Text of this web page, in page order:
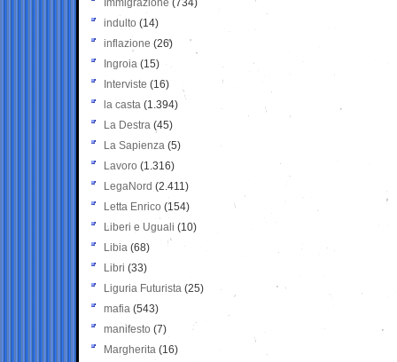
Immigrazione (734)
indulto (14)
inflazione (26)
Ingroia (15)
Interviste (16)
la casta (1.394)
La Destra (45)
La Sapienza (5)
Lavoro (1.316)
LegaNord (2.411)
Letta Enrico (154)
Liberi e Uguali (10)
Libia (68)
Libri (33)
Liguria Futurista (25)
mafia (543)
manifesto (7)
Margherita (16)